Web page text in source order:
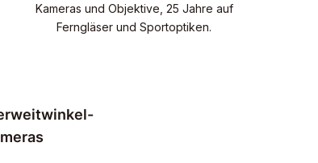
Kameras und Objektive, 25 Jahre auf
Ferngläser und Sportoptiken.